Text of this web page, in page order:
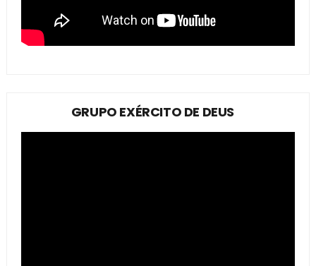
GRUPO EXÉRCITO DE DEUS